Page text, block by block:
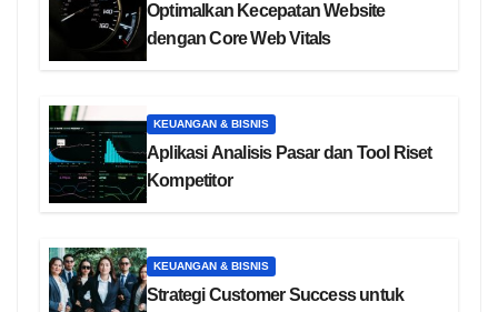
Optimalkan Kecepatan Website
dengan Core Web Vitals
KEUANGAN & BISNIS
Aplikasi Analisis Pasar dan Tool Riset
Kompetitor
KEUANGAN & BISNIS
Strategi Customer Success untuk